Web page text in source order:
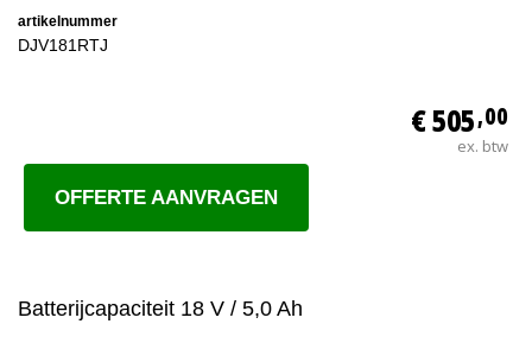
artikelnummer
DJV181RTJ
€ 505,00
ex. btw
OFFERTE AANVRAGEN
Batterijcapaciteit 18 V / 5,0 Ah